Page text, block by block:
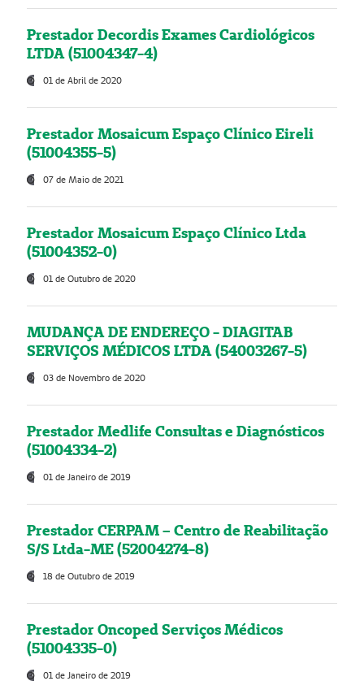
Prestador Decordis Exames Cardiológicos
LTDA (51004347-4)
01 de Abril de 2020
Prestador Mosaicum Espaço Clínico Eireli
(51004355-5)
07 de Maio de 2021
Prestador Mosaicum Espaço Clínico Ltda
(51004352-0)
01 de Outubro de 2020
MUDANÇA DE ENDEREÇO - DIAGITAB
SERVIÇOS MÉDICOS LTDA (54003267-5)
03 de Novembro de 2020
Prestador Medlife Consultas e Diagnósticos
(51004334-2)
01 de Janeiro de 2019
Prestador CERPAM – Centro de Reabilitação
S/S Ltda-ME (52004274-8)
18 de Outubro de 2019
Prestador Oncoped Serviços Médicos
(51004335-0)
01 de Janeiro de 2019